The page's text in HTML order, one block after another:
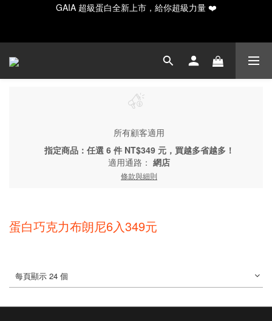
✨ 新手入門必備！水解20入輕量/30入月享組合
Happy Father's Day！指定商品輸入【LUVDAD】現享88折！點我
下單爸爸的高蛋白💕
GAIA 超級蛋白全新上市，給你超級力量 ❤️
所有顧客適用
指定商品：任選 6 件 NT$349 元，買越多省越多！
適用通路： 網店
條款與細則
蛋白巧克力布朗尼6入349元
每頁顯示 24 個